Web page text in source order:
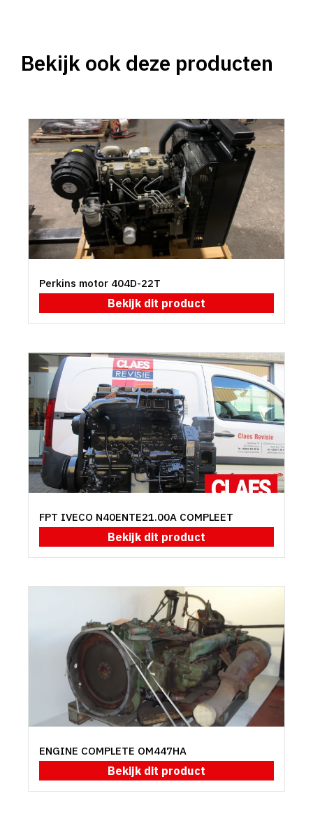
Bekijk ook deze producten
Perkins motor 404D-22T
Bekijk dit product
FPT IVECO N40ENTE21.00A COMPLEET
Bekijk dit product
ENGINE COMPLETE OM447HA
Bekijk dit product